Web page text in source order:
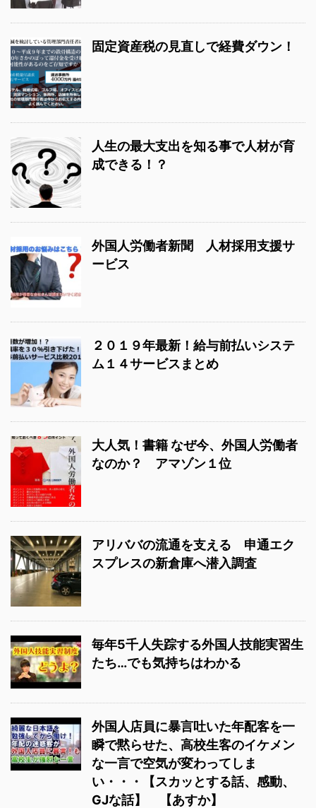
固定資産税の見直しで経費ダウン！
人生の最大支出を知る事で人材が育
成できる！？
外国人労働者新聞 人材採用支援サ
ービス
２０１９年最新！給与前払いシステ
ム１４サービスまとめ
大人気！書籍 なぜ今、外国人労働者
なのか？ アマゾン１位
アリババの流通を支える 申通エク
スプレスの新倉庫へ潜入調査
毎年5千人失踪する外国人技能実習生
たち…でも気持ちはわかる
外国人店員に暴言吐いた年配客を一
瞬で黙らせた、高校生客のイケメン
な一言で空気が変わってしま
い・・・【スカッとする話、感動、
GJな話】 【あすか】